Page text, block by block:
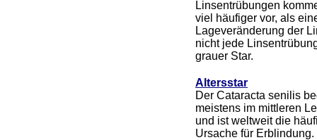
Linsentrübungen
viel häufiger vor, als
Lageveränderung der
nicht jede
grauer Star.
Altersstar
Der Cataracta senilis
meistens im mittleren
und ist weltweit die
Ursache für Erblindung.